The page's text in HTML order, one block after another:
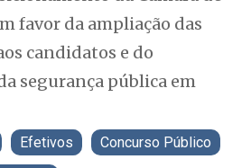
favor da ampliação das
candidatos e do
segurança pública em
Efetivos Concurso Público